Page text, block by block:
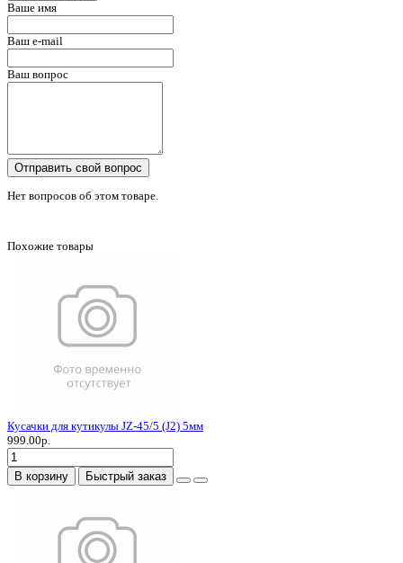
Ваше имя
Ваш e-mail
Ваш вопрос
Отправить свой вопрос
Нет вопросов об этом товаре.
Похожие товары
Кусачки для кутикулы JZ-45/5 (J2) 5мм
999.00р.
В корзину Быстрый заказ